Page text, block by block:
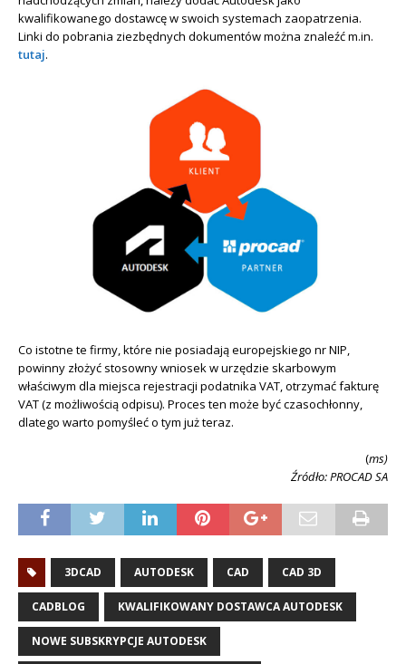
kwalifikowanego dostawcę w swoich systemach zaopatrzenia.
Linki do pobrania ziezbędnych dokumentów można znaleźć m.in.
tutaj.
Co istotne te firmy, które nie posiadają europejskiego nr NIP,
powinny złożyć stosowny wniosek w urzędzie skarbowym
właściwym dla miejsca rejestracji podatnika VAT, otrzymać fakturę
VAT (z możliwością odpisu). Proces ten może być czasochłonny,
dlatego warto pomyśleć o tym już teraz.
(ms)
Źródło: PROCAD SA
3DCAD AUTODESK CAD CAD 3D
CADBLOG KWALIFIKOWANY DOSTAWCA AUTODESK
NOWE SUBSKRYPCJE AUTODESK